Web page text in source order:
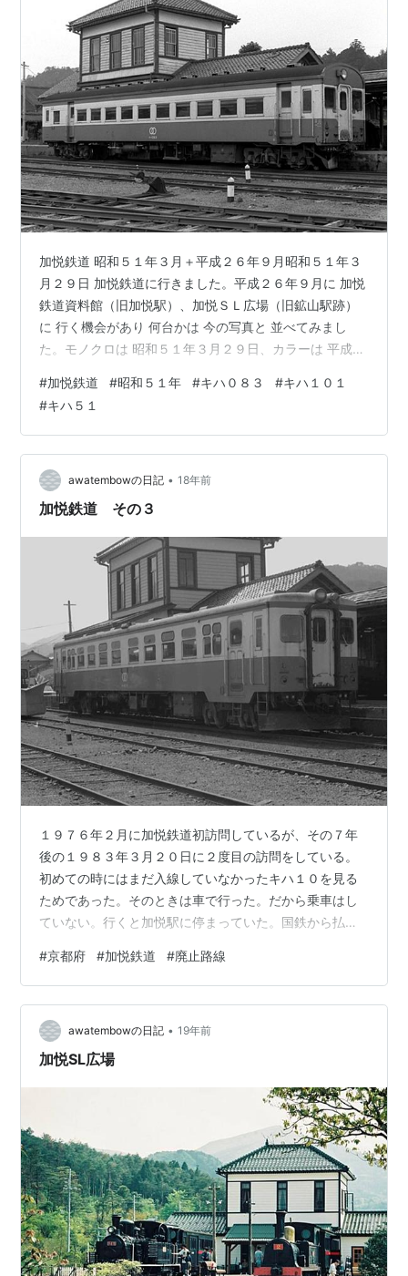
加悦鉄道 昭和５１年３月＋平成２６年９月昭和５１年３
月２９日 加悦鉄道に行きました。平成２６年９月に 加悦
鉄道資料館（旧加悦駅）、加悦ＳＬ広場（旧鉱山駅跡）
に 行く機会があり 何台かは 今の写真と 並べてみまし
た。モノクロは 昭和５１年３月２９日、カラーは 平成２
ハ０８３ 客車改造 平成２６年９月キハ１０１ 片ボギー
昭和５１年３月キハ１０１ 片ボギー 平成２６年９月 キ
ハ５１ 昭和５１年３月ＤＢ２０１ 昭和５１年３月ＤＣ３
５１ 昭和５１年３月客車たち ハ１０ 昭和５１年３月ハ
２１ 昭和５１年３月ハ４９９５ 昭和５１年３月ＳＬたち
２ 昭…
#加悦鉄道 #昭和５１年 #キハ０８３ #キハ１０１
#キハ５１
awatembowの日記 • 18年前
加悦鉄道 その３
１９７６年２月に加悦鉄道初訪問しているが、その７年
後の１９８３年３月２０日に２度目の訪問をしている。
初めての時にはまだ入線していなかったキハ１０を見る
ためであった。そのときは車で行った。だから乗車はし
ていない。行くと加悦駅に停まっていた。国鉄から払い
ると軽快な感じがした。昔は家の近くを走る国鉄奈良線
でも走っていたのでそんな珍しくも思わなかったが、こ
のころにはすでに国鉄からはすべて引退しこんなところ
まで行かなければ見られなくなっていた。数年後にはそ
れも見られなくなるとはまだ知る由もなかった。 以前の
#京都府 #加悦鉄道 #廃止路線
awatembowの日記 • 19年前
加悦SL広場